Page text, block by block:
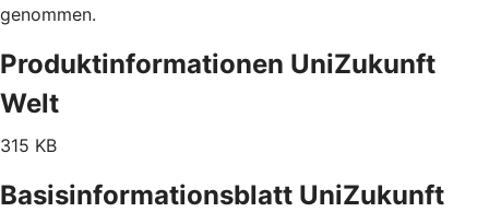
genommen.
Produktinformationen UniZukunft
Welt
315 KB
Basisinformationsblatt UniZukunft